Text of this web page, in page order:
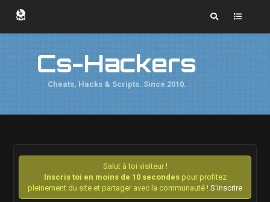
Cs-Hackers
Cheats, Hacks & Scripts. Since 2010.
Salut à toi visiteur !
Inscris toi en moins de 10 secondespour profitez
pleinement du site et partager avec la communauté ! S'inscrire